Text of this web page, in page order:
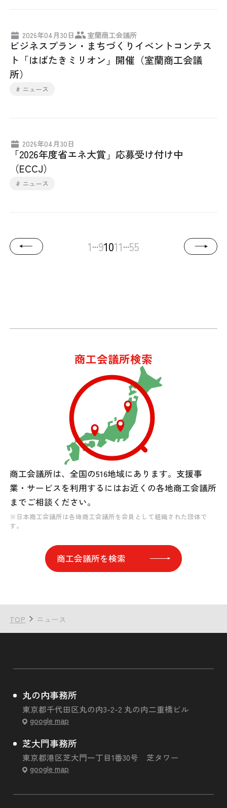
2026年04月30日 室蘭商工会議所
ビジネスプラン・まちづくりイベントコンテス
ト「はばたきミリオン」開催（室蘭商工会議
所）
# ニュース
2026年04月30日
「2026年度省エネ大賞」応募受け付け中
（ECCJ）
# ニュース
1...91011...55
商工会議所検索
商工会議所は、全国の516地域にあります。 支援事
業・サービスを利用するにはお近くの各地商工会議所
までご相談ください。
※日本商工会議所は各地商工会議所を会員として組織された団体で
す。
商工会議所を検索
TOP ニュース
丸の内事務所
東京都千代田区丸の内3-2-2 丸の内二重橋ビル
google map
芝大門事務所
東京都港区芝大門一丁目1番30号 芝タワー
google map